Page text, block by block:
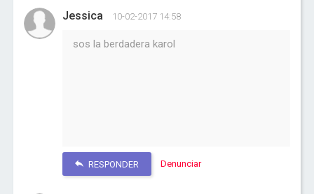
Jessica 10-02-2017 14:58
sos la berdadera karol
RESPONDER Denunciar